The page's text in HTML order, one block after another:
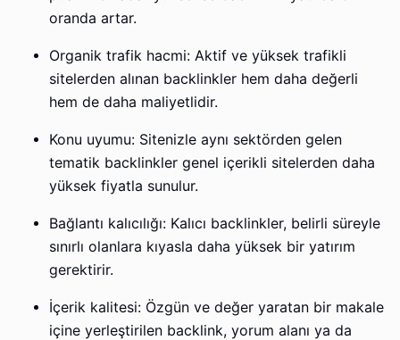
oranda artar.
Organik trafik hacmi: Aktif ve yüksek trafikli
sitelerden alınan backlinkler hem daha değerli
hem de daha maliyetlidir.
Konu uyumu: Sitenizle aynı sektörden gelen
tematik backlinkler genel içerikli sitelerden daha
yüksek fiyatla sunulur.
Bağlantı kalıcılığı: Kalıcı backlinkler, belirli süreyle
sınırlı olanlara kıyasla daha yüksek bir yatırım
gerektirir.
İçerik kalitesi: Özgün ve değer yaratan bir makale
içine yerleştirilen backlink, yorum alanı ya da